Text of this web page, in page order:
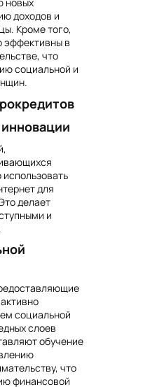
новых
доходов и
Кроме того,
эффективны в
что
социальной и
для
делает
и
социальной
слоев
обучение
что
финансовой